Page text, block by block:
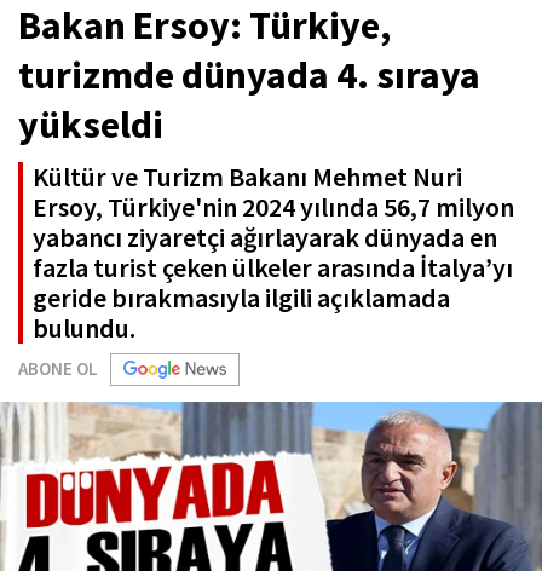
Bakan Ersoy: Türkiye,
turizmde dünyada 4. sıraya
yükseldi
Kültür ve Turizm Bakanı Mehmet Nuri
Ersoy, Türkiye'nin 2024 yılında 56,7 milyon
yabancı ziyaretçi ağırlayarak dünyada en
fazla turist çeken ülkeler arasında İtalya’yı
geride bırakmasıyla ilgili açıklamada
bulundu.
ABONE OL